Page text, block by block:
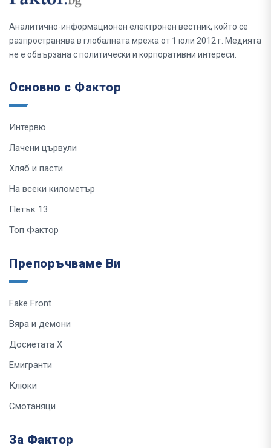
Аналитично-информационен електронен вестник, който се
разпространява в глобалната мрежа от 1 юли 2012 г. Медията
не е обвързана с политически и корпоративни интереси.
Основно с Фактор
Интервю
Лачени цървули
Хляб и пасти
На всеки километър
Петък 13
Топ Фактор
Препоръчваме Ви
Fake Front
Вяра и демони
Досиетата Х
Емигранти
Клюки
Смотаняци
За Фактор